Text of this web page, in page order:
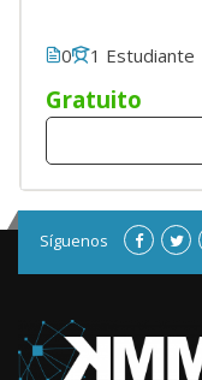
0
1 Estudiante
Gratuito
Síguenos